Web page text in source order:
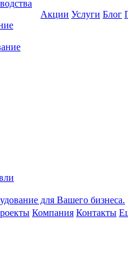
Акции Услуги Блог
Компания Контакты